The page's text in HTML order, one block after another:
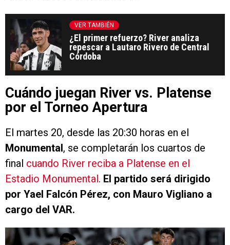
VER TAMBIÉN
¿El primer refuerzo? River analiza
repescar a Lautaro Rivero de Central
Córdoba
Cuándo juegan River vs. Platense
por el Torneo Apertura
El martes 20, desde las 20:30 horas en el
Monumental , se completarán los cuartos de
final cuando River reciba a Platense en el
Estadio Monumental . El partido será dirigido
por Yael Falcón Pérez, con Mauro Vigliano a
cargo del VAR.